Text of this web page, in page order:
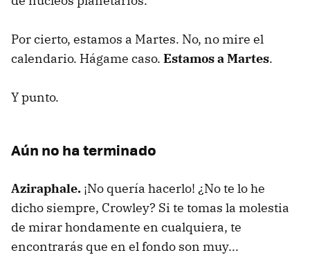
Por cierto, estamos a Martes. No, no mire el
calendario. Hágame caso. Estamos a Martes.
Y punto.
Aún no ha terminado
Aziraphale. ¡No quería hacerlo! ¿No te lo he
dicho siempre, Crowley? Si te tomas la molestia
de mirar hondamente en cualquiera, te
encontrarás que en el fondo son muy...